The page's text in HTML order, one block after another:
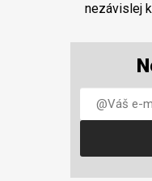
nezávislej